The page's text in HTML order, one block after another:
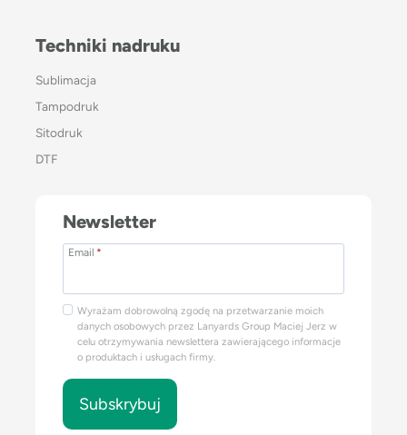
Techniki nadruku
Sublimacja
Tampodruk
Sitodruk
DTF
Newsletter
Email *
Wyrażam dobrowolną zgodę na przetwarzanie moich
danych osobowych przez Lanyards Group Maciej Jerz w
celu otrzymywania newslettera zawierającego informacje
o produktach i usługach firmy.
Subskrybuj